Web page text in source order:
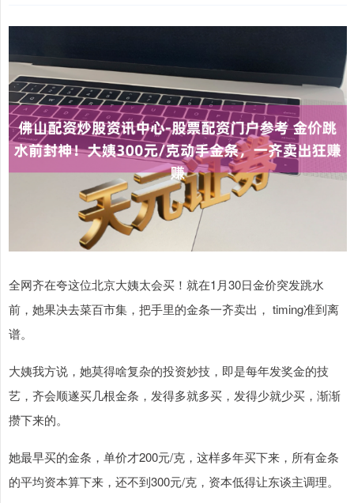
全网齐在夸这位北京大姨太会买！就在1月30日金价突发跳水
前，她果决去菜百市集，把手里的金条一齐卖出， timing准到离
谱。
大姨我方说，她莫得啥复杂的投资妙技，即是每年发奖金的技
艺，齐会顺遂买几根金条，发得多就多买，发得少就少买，渐渐
攒下来的。
她最早买的金条，单价才200元/克，这样多年买下来，所有金条
的平均资本算下来，还不到300元/克，资本低得让东谈主调理。